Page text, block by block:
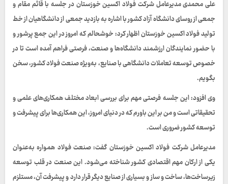
علی محمدی مدیرعامل شرکت فولاد اکسین خوزستان در جلسه با قائم مقام و
جمعی از روسای دانشگاه آزاد کشور با اشاره به بازدید جمعی از دانشگاهیان از خط
تولید فولاد اکسین خوزستان اظهار کرد: خوشحالم که امروز در این جمع پرشور و
با حضور نمایندگان ارزشمند دانشگاه‌ها و صنعت، فرصتی فراهم آمده است تا در
خصوص توسعه تعاملات دانشگاهی با صنایع، به‌ویژه صنعت فولاد کشور، سخن
بگویم.
وی افزود: این جلسه فرصتی مهم برای بررسی ابعاد مختلف همکاری‌های علمی و
تحقیقاتی است و من بر این باورم که در دنیای امروز، این همکاری‌ها برای پیشرفت و
توسعه کشور ضروری است.
مدیرعامل شرکت فولاد اکسین خوزستان گفت: صنعت فولاد همواره به‌عنوان
یکی از ارکان مهم اقتصادی کشور شناخته می‌شود. این صنعت در قلب توسعه
زیرساخت‌ها، ساخت و ساز و بسیاری از صنایع دیگر قرار دارد و پیشرفت آن، مستلزم